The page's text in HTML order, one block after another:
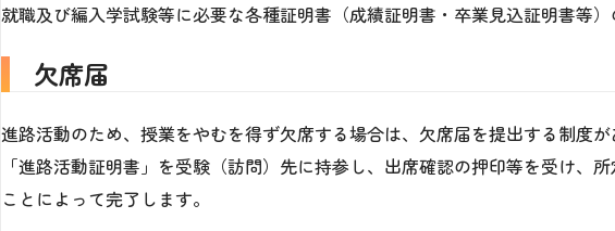
就職及び編入学試験等に必要な各種証明書（成績証明書・卒業見込証明書等）
欠席届
進路活動のため、授業をやむを得ず欠席する場合は、欠席届を提出する制度
「進路活動証明書」を受験（訪問）先に持参し、出席確認の押印等を受け、
ことによって完了します。